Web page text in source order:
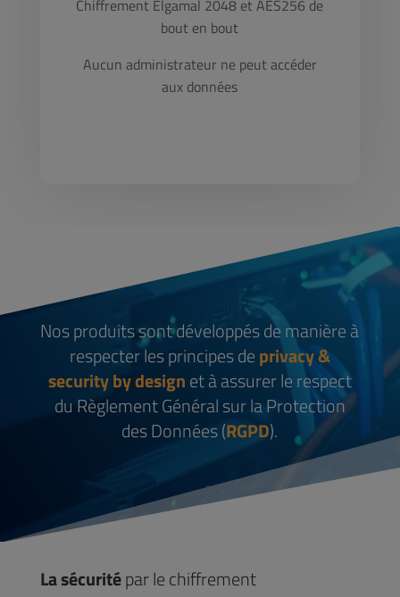
Chiffrement Elgamal 2048 et AES256 de
bout en bout
Aucun administrateur ne peut accéder
aux données
Nos produits sont développés de manière à
respecter les principes deprivacy &
security by designet à assurer le respect
du Règlement Général sur la Protection
des Données (RGPD).
La sécuritépar le chiffrement